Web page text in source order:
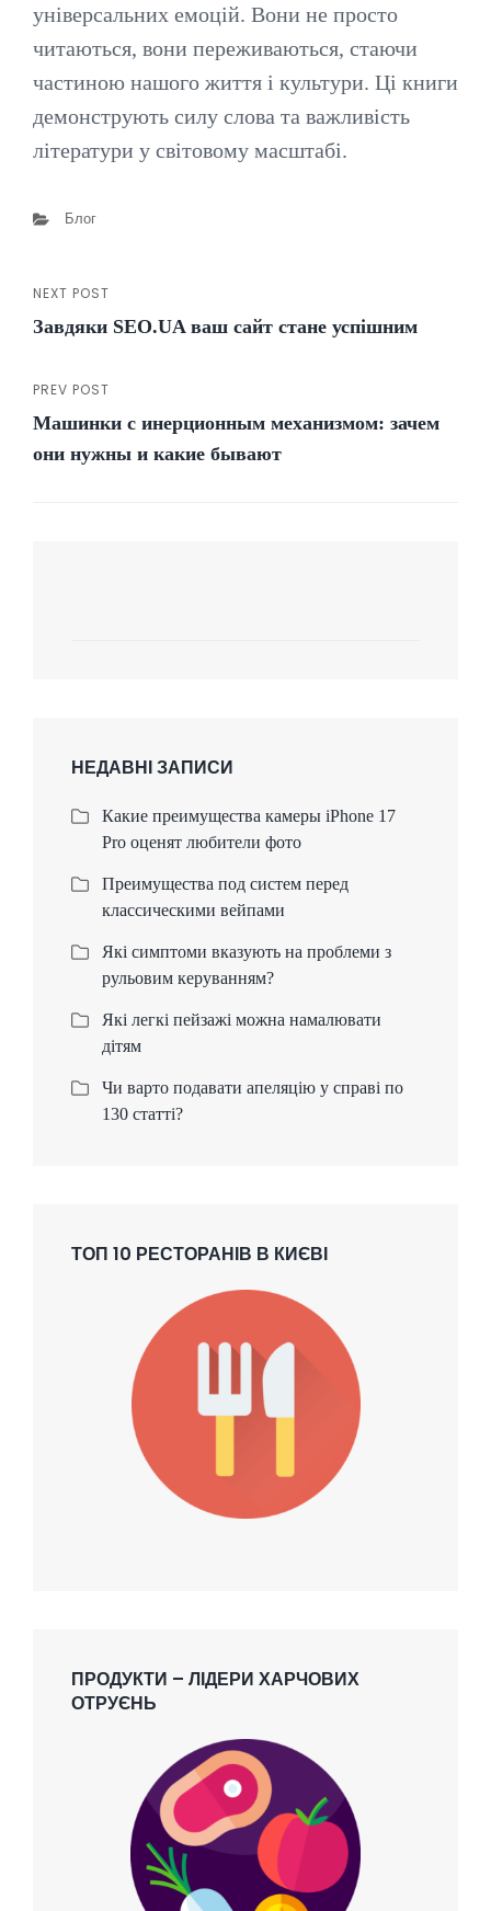
універсальних емоцій. Вони не просто
читаються, вони переживаються, стаючи
частиною нашого життя і культури. Ці книги
демонструють силу слова та важливість
літератури у світовому масштабі.
Categories
Блог
Навігація
записів
Previous
Post
PREV POST
Машинки с инерционным механизмом: зачем
они нужны и какие бывают
Next
Post
NEXT POST
Завдяки SEO.UA ваш сайт стане успішним
НЕДАВНІ ЗАПИСИ
Какие преимущества камеры iPhone 17
Pro оценят любители фото
Преимущества под систем перед
классическими вейпами
Які симптоми вказують на проблеми з
рульовим керуванням?
Які легкі пейзажі можна намалювати
дітям
Чи варто подавати апеляцію у справі по
130 статті?
ТОП 10 РЕСТОРАНІВ В КИЄВІ
ПРОДУКТИ – ЛІДЕРИ ХАРЧОВИХ
ОТРУЄНЬ